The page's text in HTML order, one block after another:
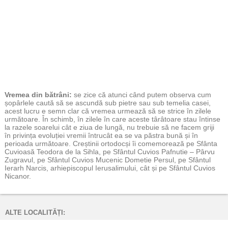
Vremea din bătrâni: se zice că atunci când putem observa cum
șopârlele caută să se ascundă sub pietre sau sub temelia casei,
acest lucru e semn clar că vremea urmează să se strice în zilele
următoare. În schimb, în zilele în care aceste târâtoare stau întinse
la razele soarelui cât e ziua de lungă, nu trebuie să ne facem griji
în privința evoluției vremii întrucât ea se va păstra bună și în
perioada următoare. Creștinii ortodocși îi comemorează pe Sfânta
Cuvioasă Teodora de la Sihla, pe Sfântul Cuvios Pafnutie – Pârvu
Zugravul, pe Sfântul Cuvios Mucenic Dometie Persul, pe Sfântul
Ierarh Narcis, arhiepiscopul Ierusalimului, cât și pe Sfântul Cuvios
Nicanor.
ALTE LOCALITĂȚI: